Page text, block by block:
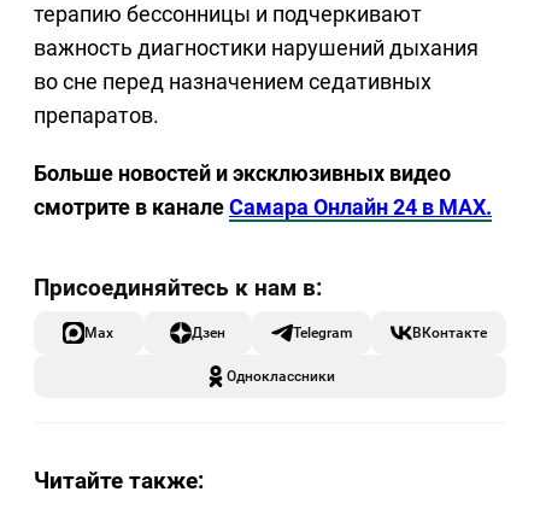
терапию бессонницы и подчеркивают
важность диагностики нарушений дыхания
во сне перед назначением седативных
препаратов.
Больше новостей и эксклюзивных видео
смотрите в каналеСамара Онлайн 24 в MAX.
Max Дзен Telegram ВКонтакте
Одноклассники
Читайте также: